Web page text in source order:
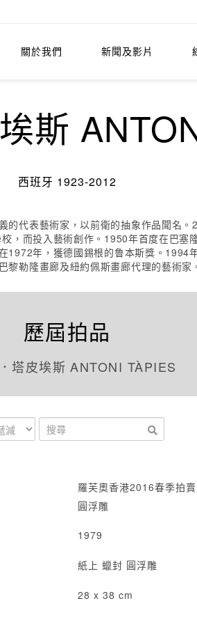
關於我們 新聞及影片
斯
西班牙 1923-2012
代表藝術家，以前衛的抽象作品聞名
，而投入藝術創作。1950年首度在巴塞
年，獲德國錫根的鲁本斯獎。
勒隆畫廊及紐約佩斯畫廊代理的藝術家
歷屆拍品
塔皮埃斯 ANTONI TÀPIES
羅芙奧香港2016春季拍
圓浮雕
1979
紙上 蠟封 圓浮雕
28 x 38 cm